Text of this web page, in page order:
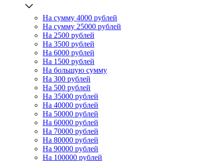
На сумму 4000 рублей
На сумму 25000 рублей
На 2500 рублей
На 3500 рублей
На 6000 рублей
На 1500 рублей
На большую сумму
На 300 рублей
На 500 рублей
На 35000 рублей
На 40000 рублей
На 50000 рублей
На 60000 рублей
На 70000 рублей
На 80000 рублей
На 90000 рублей
На 100000 рублей